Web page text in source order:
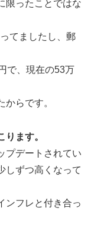
限ったことではな
てましたし、郵
で、現在の53万
らです。
ます。
プデートされてい
しずつ高くなって
ンフレと付き合っ